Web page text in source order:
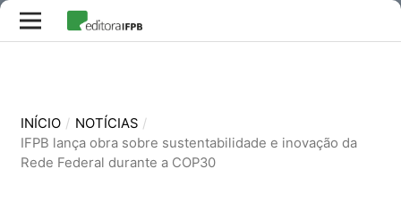
INÍCIO / NOTÍCIAS /
IFPB lança obra sobre sustentabilidade e inovação da
Rede Federal durante a COP30